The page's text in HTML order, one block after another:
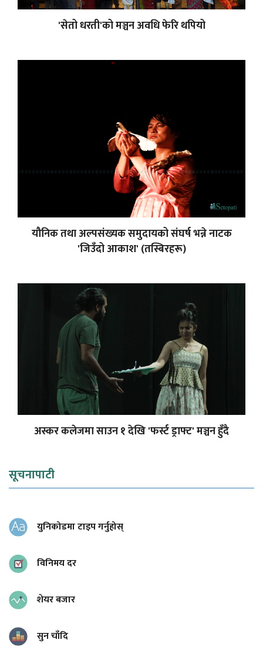
'सेतो धरती'को मञ्चन अवधि फेरि थपियो
यौनिक तथा अल्पसंख्यक समुदायको संघर्ष भन्ने नाटक
'जिउँदो आकाश' (तस्बिरहरू)
अस्कर कलेजमा साउन १ देखि 'फर्स्ट ड्राफ्ट' मञ्चन हुँदै
सूचनापाटी
युनिकोडमा टाइप गर्नुहोस्
विनिमय दर
शेयर बजार
सुन चाँदि